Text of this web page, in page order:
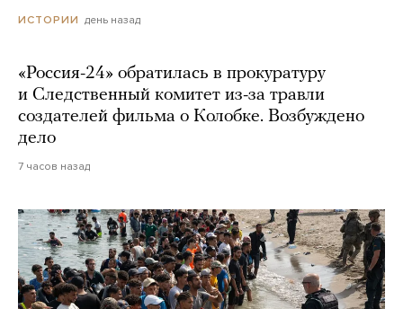
ИСТОРИИ день назад
«Россия-24» обратилась в прокуратуру
и Следственный комитет из-за травли
создателей фильма о Колобке. Возбуждено
дело
7 часов назад